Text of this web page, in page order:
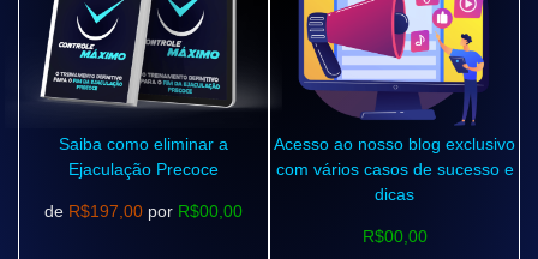
Saiba como eliminar a
Ejaculação Precoce
de R$197,00 por R$00,00
Acesso ao nosso blog exclusivo
com vários casos de sucesso e
dicas
R$00,00